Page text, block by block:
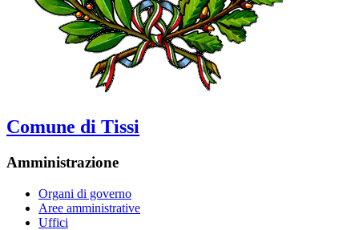
Comune di Tissi
Amministrazione
Organi di governo
Aree amministrative
Uffici